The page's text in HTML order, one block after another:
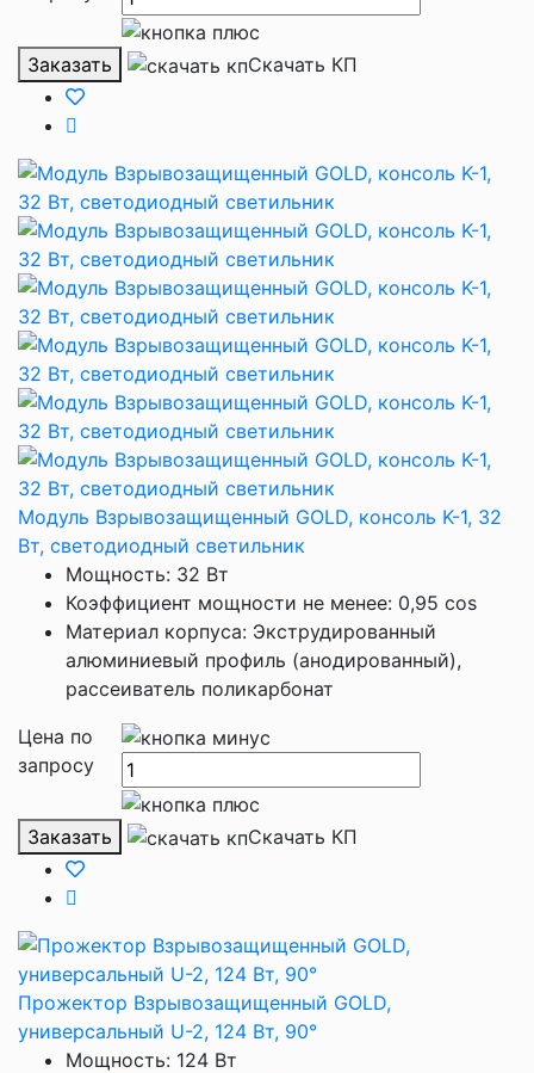
Заказать Скачать КП
Модуль Взрывозащищенный GOLD, консоль K-1, 32
Вт, светодиодный светильник
Мощность: 32 Вт
Коэффициент мощности не менее: 0,95 cos
Материал корпуса: Экструдированный
алюминиевый профиль (анодированный),
рассеиватель поликарбонат
Цена по
запросу
Заказать Скачать КП
Прожектор Взрывозащищенный GOLD,
универсальный U-2, 124 Вт, 90°
Мощность: 124 Вт